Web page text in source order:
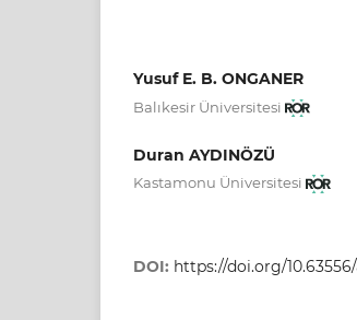
Yusuf E. B. ONGANER
Balıkesir Üniversitesi
Duran AYDINÖZÜ
Kastamonu Üniversitesi
DOI: https://doi.org/